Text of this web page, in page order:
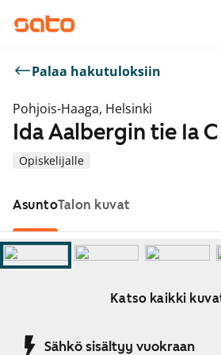
Palaa hakutuloksiin
Pohjois-Haaga, Helsinki
Opiskelijalle
Ida Aalbergin tie 1a C
AsuntoTalon kuvat
Katso kaikki
Näytetään dia 1 / 8
Sähkö sisältyy vuokraan